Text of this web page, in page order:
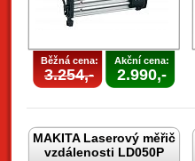
Běžná cena:
3.254,-
Akční cena:
2.990,-
MAKITA Laserový měřič
vzdálenosti LD050P